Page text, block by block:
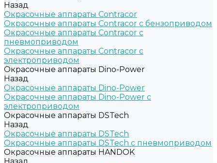
Назад
Окрасочные аппараты Contracor
Окрасочные аппараты Contracor с бензоприводом
Окрасочные аппараты Contracor с
пневмоприводом
Окрасочные аппараты Contracor с
электроприводом
Окрасочные аппараты Dino-Power
Назад
Окрасочные аппараты Dino-Power
Окрасочные аппараты Dino-Power с
электроприводом
Окрасочные аппараты DSTech
Назад
Окрасочные аппараты DSTech
Окрасочные аппараты DSTech c пневмоприводом
Окрасочные аппараты HANDOK